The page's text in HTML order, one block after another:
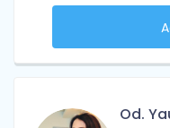
Od.